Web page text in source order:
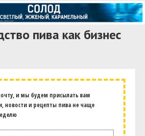
пива как бизнес
и мы будем присылать вам
новости и рецепты пива не чаще